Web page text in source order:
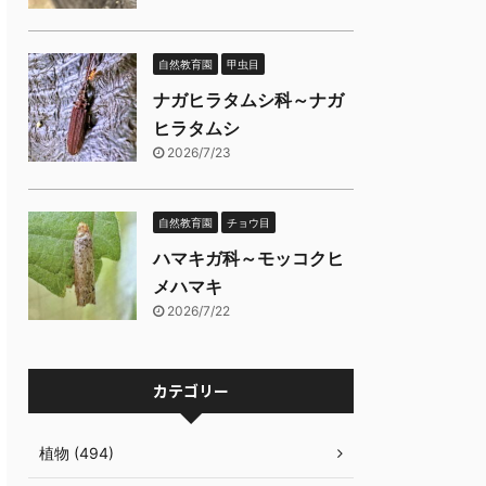
自然教育園 甲虫目
ナガヒラタムシ科～ナガ
ヒラタムシ
2026/7/23
自然教育園 チョウ目
ハマキガ科～モッコクヒ
メハマキ
2026/7/22
カテゴリー
植物 (494)